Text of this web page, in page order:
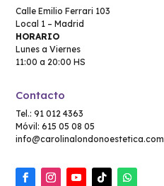
Calle Emilio Ferrari 103
Local 1 – Madrid
HORARIO
Lunes a Viernes
11:00 a 20:00 HS
Contacto
Tel.: 91 012 4363
Móvil: 615 05 08 05
info@carolinalondonoestetica.com